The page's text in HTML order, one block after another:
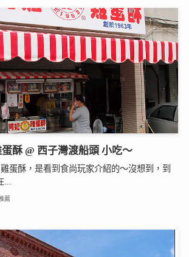
酥 @ 西子灣渡船頭 小吃～
蛋酥，是看到食尚玩家介紹的～沒想到，到
...
薦